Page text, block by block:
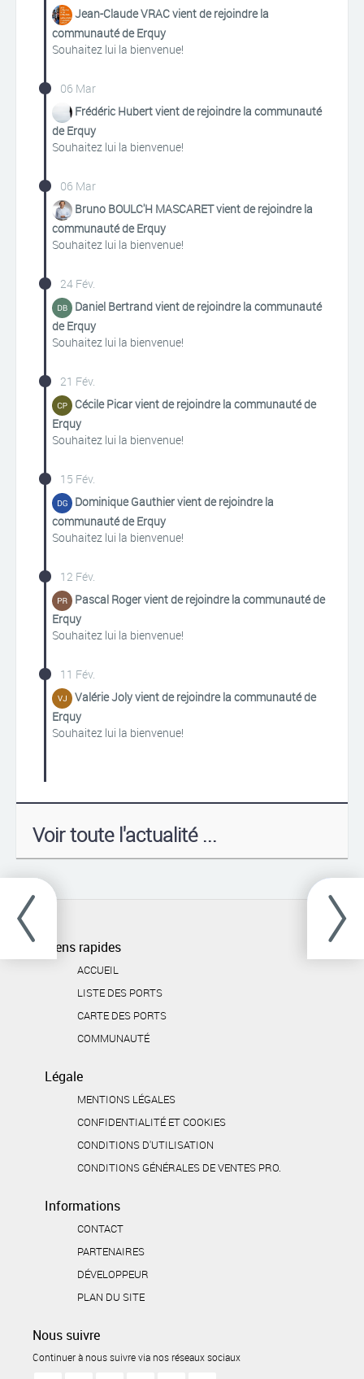
Jean-Claude VRAC vient de rejoindre la
communauté de Erquy
Souhaitez lui la bienvenue!
06 Mar
Frédéric Hubert vient de rejoindre la communauté
de Erquy
Souhaitez lui la bienvenue!
06 Mar
Bruno BOULC'H MASCARET vient de rejoindre la
communauté de Erquy
Souhaitez lui la bienvenue!
24 Fév.
Daniel Bertrand vient de rejoindre la communauté
de Erquy
Souhaitez lui la bienvenue!
21 Fév.
Cécile Picar vient de rejoindre la communauté de
Erquy
Souhaitez lui la bienvenue!
15 Fév.
Dominique Gauthier vient de rejoindre la
communauté de Erquy
Souhaitez lui la bienvenue!
12 Fév.
Pascal Roger vient de rejoindre la communauté de
Erquy
Souhaitez lui la bienvenue!
11 Fév.
Valérie Joly vient de rejoindre la communauté de
Erquy
Souhaitez lui la bienvenue!
Voir toute l'actualité ...
Liens rapides
ACCUEIL
LISTE DES PORTS
CARTE DES PORTS
COMMUNAUTÉ
Légale
MENTIONS LÉGALES
CONFIDENTIALITÉ ET COOKIES
CONDITIONS D'UTILISATION
CONDITIONS GÉNÉRALES DE VENTES PRO.
Informations
CONTACT
PARTENAIRES
DÉVELOPPEUR
PLAN DU SITE
Nous suivre
Continuer à nous suivre via nos réseaux sociaux